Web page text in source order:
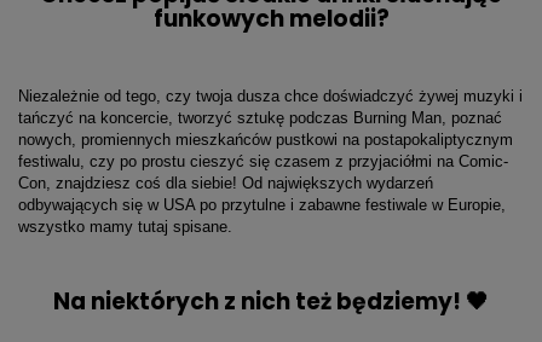
funkowych melodii?
Niezależnie od tego, czy twoja dusza chce doświadczyć żywej muzyki i
tańczyć na koncercie, tworzyć sztukę podczas Burning Man, poznać
nowych, promiennych mieszkańców pustkowi na postapokaliptycznym
festiwalu, czy po prostu cieszyć się czasem z przyjaciółmi na Comic-
Con, znajdziesz coś dla siebie! Od największych wydarzeń
odbywających się w USA po przytulne i zabawne festiwale w Europie,
wszystko mamy tutaj spisane.
Na niektórych z nich też będziemy! 🖤